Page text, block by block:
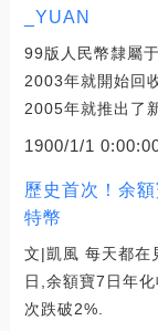
_YUAN
99版人民幣隸屬
2003年就開始回
2005年就推出了
1900/1/1
歷史首次！余
特幣
文|凱風 每天都在
日,余額寶7日年
次跌破2%.